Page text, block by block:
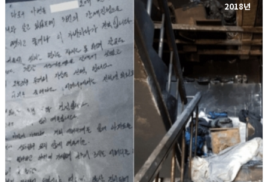
2018년